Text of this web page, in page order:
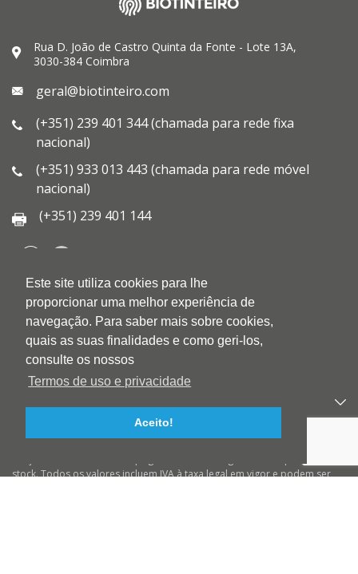
Este site utiliza cookies para lhe
proporcionar uma melhor experiência de
navegação. Para saber mais sobre cookies,
quais as suas finalidades e como geri-los,
consulte os nossos
Termos de uso e privacidade
Aceito!
Rua D. João de Castro Quinta da Fonte - Lote 13A,
3030-384 Coimbra
geral@biotinteiro.com
(+351) 239 401 344 (chamada para rede fixa
nacional)
(+351) 933 013 443 (chamada para rede móvel
nacional)
(+351) 239 401 144
QUEM SOMOS
QUALIDADE
AMBIENTE
BLOG
CONTACTOS
stock. Todos os valores incluem IVA à taxa legal em vigor e podem ser